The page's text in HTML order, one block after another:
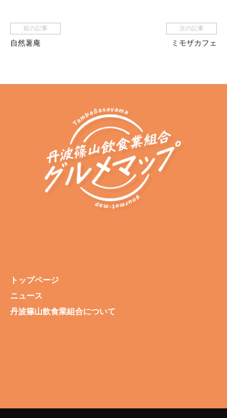
前の記事
自然薯庵
次の記事
ミモザカフェ
トップページ
ニュース
丹波篠山飲食業組合について